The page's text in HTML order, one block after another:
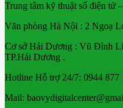
Trung tâm kỹ thuật số điện tử
Văn phòng Hà Nội : 2 Ngoạ
Cơ sở Hải Dương : Vũ Đình
TP.Hải Dương .
Hotline Hỗ trợ 24/7: 0944 877
Mail: